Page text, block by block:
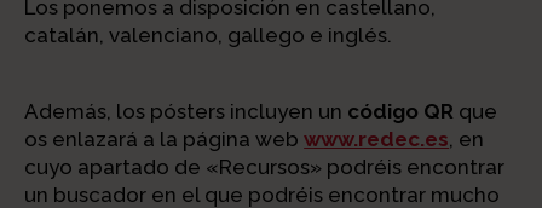
Los ponemos a disposición en castellano,
catalán, valenciano, gallego e inglés.
Además, los pósters incluyen un código QR que
os enlazará a la página webwww.redec.es , en
cuyo apartado de «Recursos» podréis encontrar
un buscador en el que podréis encontrar mucho